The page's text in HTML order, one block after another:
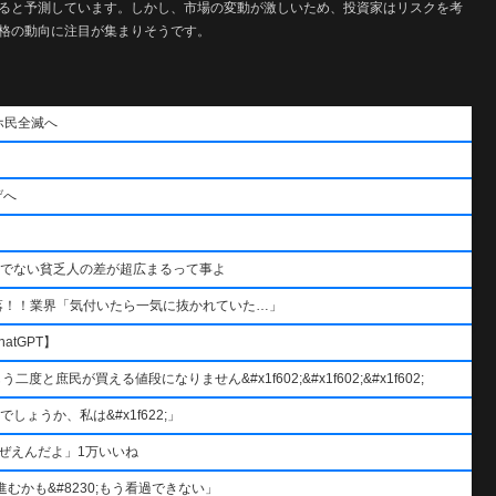
予測しています。しかし、市場の変動が激しいため、投資家はリスクを考
動向に注目が集まりそうです。
民全滅へ
へ
ない貧乏人の差が超広まるって事よ
！業界「気付いたら一気に抜かれていた…」
】
二度と庶民が買える値段になりません&#x1f602;&#x1f602;&#x1f602;
しょうか、私は&#x1f622;」
えんだよ」1万いいね
かも&#8230;もう看過できない」